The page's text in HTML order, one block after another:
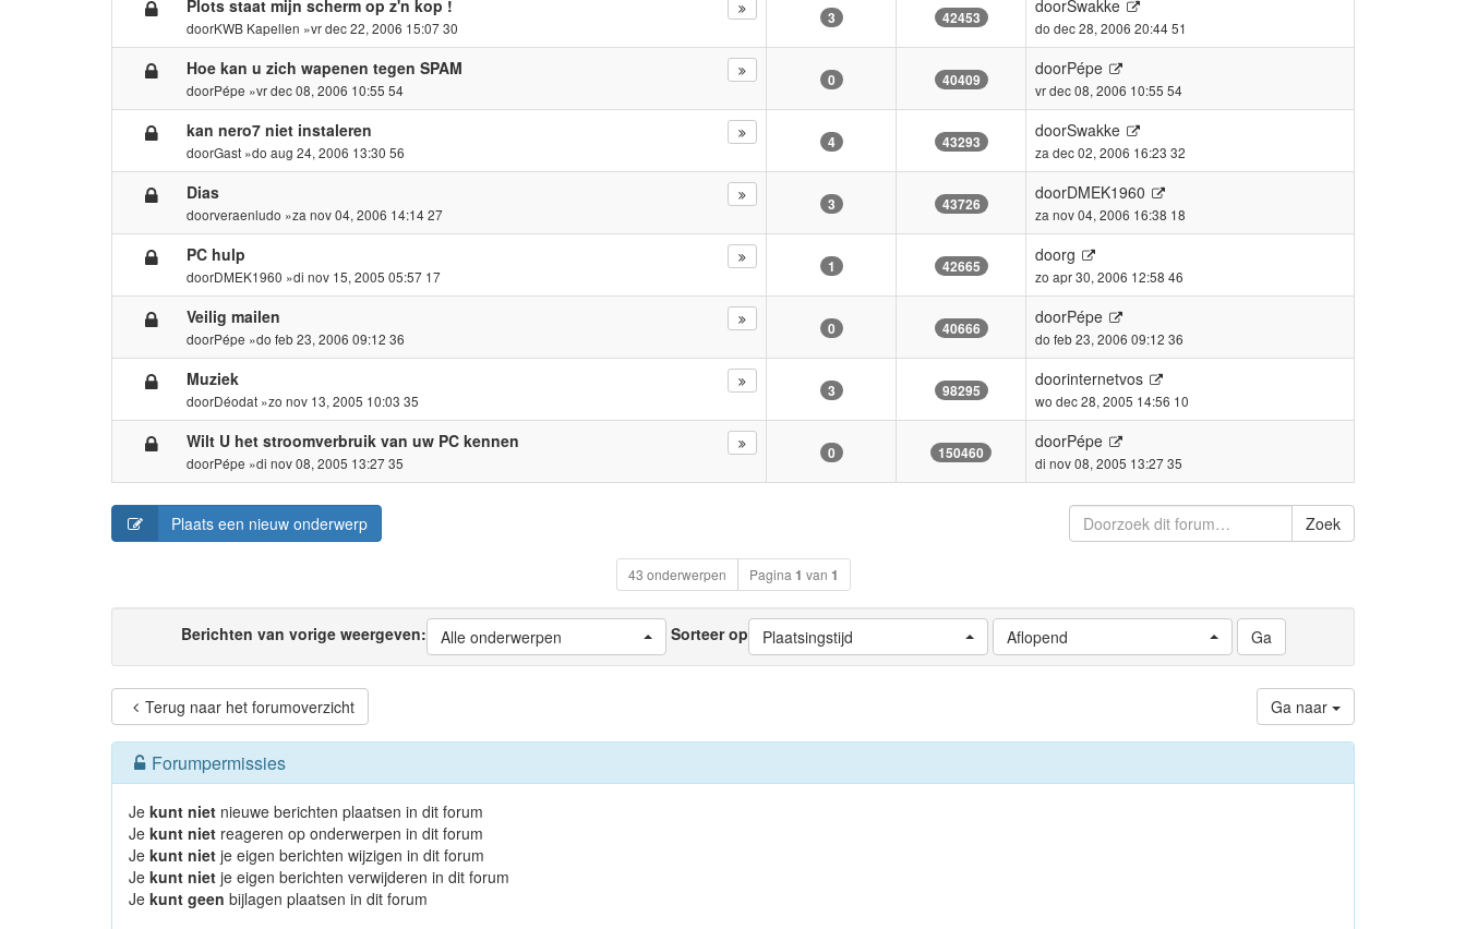
Plots staat mijn scherm op z'n kop !
doorKWB Kapellen »vr dec 22, 2006 15:07 30
3 42453
doorSwakke
do dec 28, 2006 20:44 51
Hoe kan u zich wapenen tegen SPAM
doorPépe »vr dec 08, 2006 10:55 54
0 40409
doorPépe
vr dec 08, 2006 10:55 54
kan nero7 niet instaleren
doorGast »do aug 24, 2006 13:30 56
4 43293
doorSwakke
za dec 02, 2006 16:23 32
Dias
doorveraenludo »za nov 04, 2006 14:14 27
3 43726
doorDMEK1960
za nov 04, 2006 16:38 18
PC hulp
doorDMEK1960 »di nov 15, 2005 05:57 17
1 42665
doorg
zo apr 30, 2006 12:58 46
Veilig mailen
doorPépe »do feb 23, 2006 09:12 36
0 40666
doorPépe
do feb 23, 2006 09:12 36
Muziek
doorDéodat »zo nov 13, 2005 10:03 35
3 98295
doorinternetvos
wo dec 28, 2005 14:56 10
Wilt U het stroomverbruik van uw PC kennen
doorPépe »di nov 08, 2005 13:27 35
0 150460
doorPépe
di nov 08, 2005 13:27 35
Plaats een nieuw onderwerp Zoek
43 onderwerpen Pagina 1 van 1
Berichten van vorige weergeven: Alle onderwerpen Sorteer op Plaatsingstijd Aflopend
Terug naar het forumoverzicht Ga naar
Forumpermissies
Je kunt niet nieuwe berichten plaatsen in dit forum
Je kunt niet reageren op onderwerpen in dit forum
Je kunt niet je eigen berichten wijzigen in dit forum
Je kunt niet je eigen berichten verwijderen in dit forum
Je kunt geen bijlagen plaatsen in dit forum